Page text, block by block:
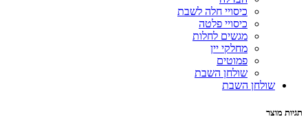
כיסויי חלה לשבת
כיסויי פלטה
מגשים לחלות
מחלקי יין
פמוטים
שולחן השבת
שולחן השבת
תגיות מוצר